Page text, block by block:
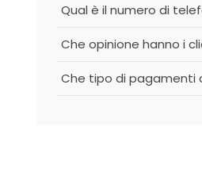
Qual è il numero di
Che opinione hanno i
Che tipo di pagamenti